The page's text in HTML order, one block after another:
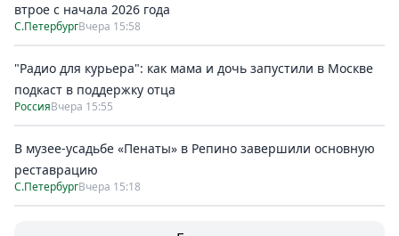
втрое с начала 2026 года
С.ПетербургВчера 15:58
"Радио для курьера": как мама и дочь запустили в Москве
подкаст в поддержку отца
РоссияВчера 15:55
В музее-усадьбе «Пенаты» в Репино завершили основную
реставрацию
С.ПетербургВчера 15:18